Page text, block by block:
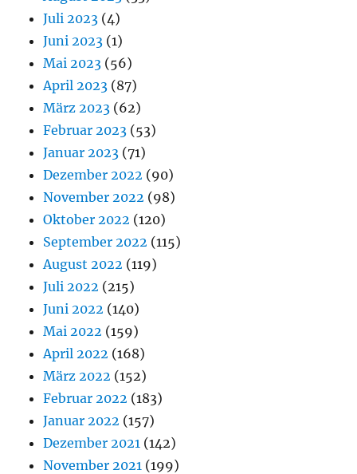
Juli 2023 (4)
Juni 2023 (1)
Mai 2023 (56)
April 2023 (87)
März 2023 (62)
Februar 2023 (53)
Januar 2023 (71)
Dezember 2022 (90)
November 2022 (98)
Oktober 2022 (120)
September 2022 (115)
August 2022 (119)
Juli 2022 (215)
Juni 2022 (140)
Mai 2022 (159)
April 2022 (168)
März 2022 (152)
Februar 2022 (183)
Januar 2022 (157)
Dezember 2021 (142)
November 2021 (199)